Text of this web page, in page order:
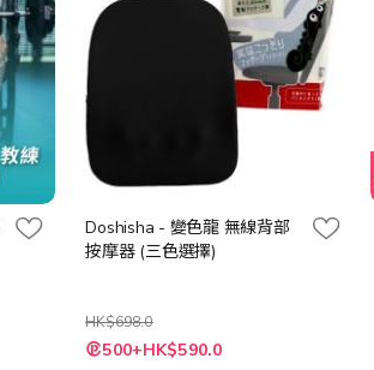
Doshisha - 變色龍 無線背部
按摩器 (三色選擇)
HK$698.0
500+HK$590.0